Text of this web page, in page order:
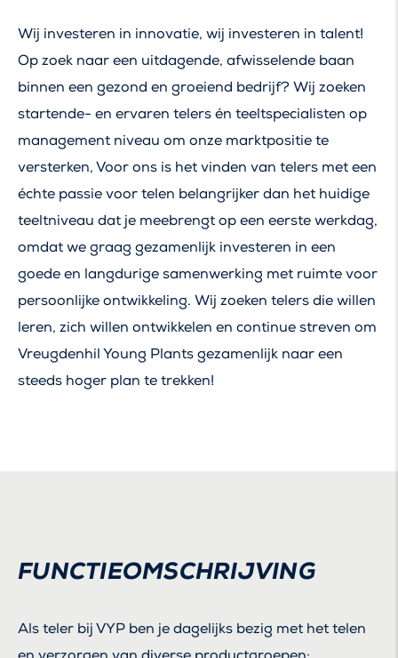
Wij investeren in innovatie, wij investeren in talent!
Op zoek naar een uitdagende, afwisselende baan
binnen een gezond en groeiend bedrijf? Wij zoeken
startende- en ervaren telers én teeltspecialisten op
management niveau om onze marktpositie te
versterken, Voor ons is het vinden van telers met een
échte passie voor telen belangrijker dan het huidige
teeltniveau dat je meebrengt op een eerste werkdag,
omdat we graag gezamenlijk investeren in een
goede en langdurige samenwerking met ruimte voor
persoonlijke ontwikkeling. Wij zoeken telers die willen
leren, zich willen ontwikkelen en continue streven om
Vreugdenhil Young Plants gezamenlijk naar een
steeds hoger plan te trekken!
FUNCTIEOMSCHRIJVING
Als teler bij VYP ben je dagelijks bezig met het telen